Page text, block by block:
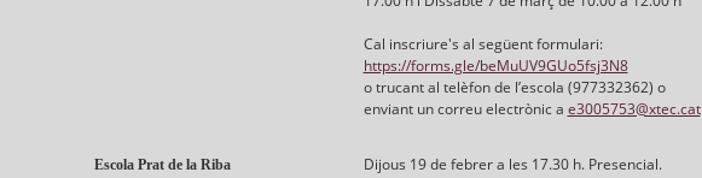
Cal inscriure's al següent formulari:
https://forms.gle/beMuUV9GUo5fsj3N8
o trucant al telèfon de l’escola (977332362) o
enviant un correu electrònic a e3005753@xtec.cat
Escola Prat de la Riba Dijous 19 de febrer a les 17.30 h. Presencial.